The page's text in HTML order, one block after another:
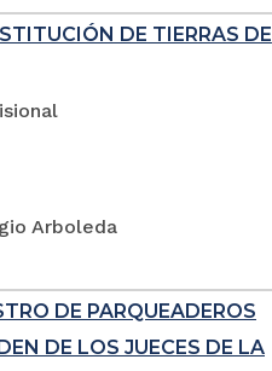
DE TIERRAS DE
Arboleda
DE PARQUEADEROS
DE LOS JUECES DE LA